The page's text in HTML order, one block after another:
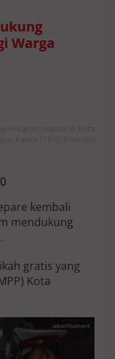
Warga
massal di Kota
Kamis (19/6).(foto/ist)
kembali
mendukung
gratis yang
Kota